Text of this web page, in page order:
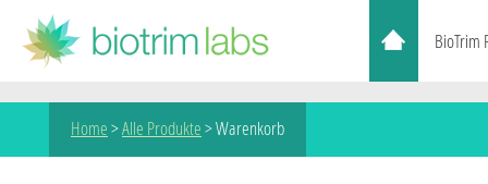
BioTrim
Home>Alle Produkte>Warenkorb